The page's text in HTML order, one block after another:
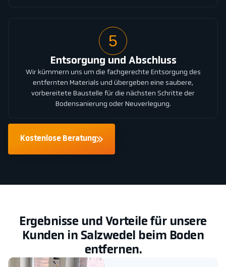
5
Entsorgung und Abschluss
Wir kümmern uns um die fachgerechte Entsorgung des
entfernten Materials und übergeben eine saubere,
vorbereitete Baustelle für die nächsten Schritte der
Bodensanierung oder Neuverlegung.
Kostenlose Beratung
Ergebnisse und Vorteile für unsere
Kunden in Salzwedel beim Boden
entfernen.